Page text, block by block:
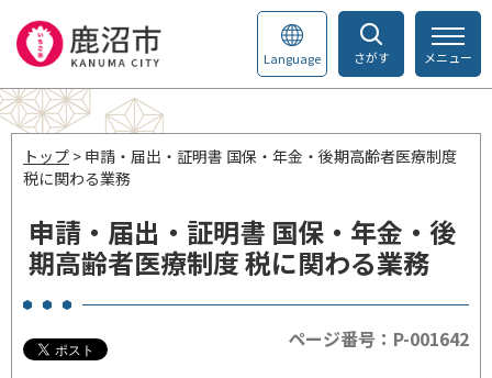
さがす
Language メニュー
トップ > 申請・届出・証明書 国保・年金・後期高齢者医療制度
税に関わる業務
申請・届出・証明書 国保・年金・後
期高齢者医療制度 税に関わる業務
ページ番号：P-001642